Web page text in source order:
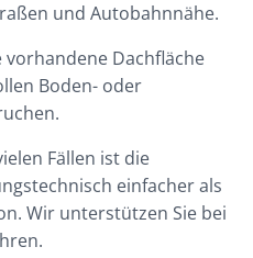
und Autobahnnähe.
vorhandene Dachfläche
Boden- oder
Fällen ist die
einfacher als
Wir unterstützen Sie bei